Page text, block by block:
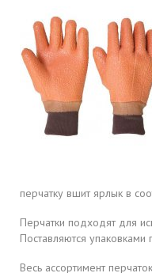
перчатку вшит ярлык в
Перчатки подходят для
Поставляются
Весь ассортимент